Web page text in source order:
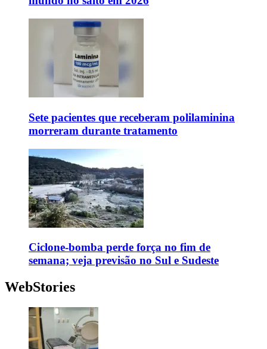
Sete pacientes que receberam polilaminina
morreram durante tratamento
Ciclone-bomba perde força no fim de
semana; veja previsão no Sul e Sudeste
WebStories